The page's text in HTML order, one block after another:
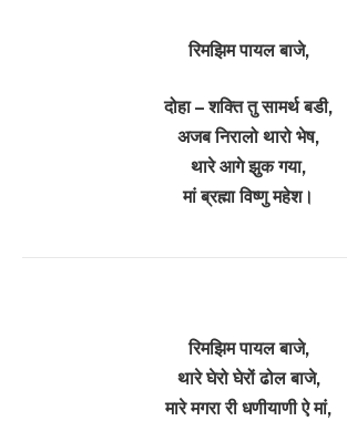
रिमझिम पायल बाजे,
दोहा – शक्ति तु सामर्थ बडी,
अजब निरालो थारो भेष,
थारे आगे झुक गया,
मां ब्रह्मा विष्णु महेश।
रिमझिम पायल बाजे,
थारे घेरो घेरों ढोल बाजे,
मारे मगरा री धणीयाणी ऐ मां,